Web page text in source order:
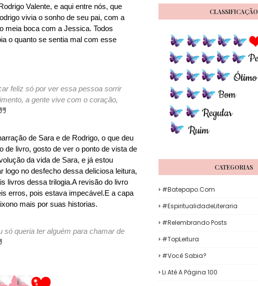
Valente, e aqui entre nós, que
vivia o sonho de seu pai, com a
meia boca com a Jessica. Todos
o quanto se sentia mal com esse
feliz só por ver essa pessoa sorrir
a gente vive com o coração,
de Sara e de Rodrigo, o que deu
de livro, gosto de ver o ponto de vista de
da vida de Sara, e já estou
logo no desfecho dessa deliciosa leitura,
livros dessa trilogia.A revisão do livro
erros, pois estava impecável.E a capa
mais por suas historias.
só queria ter alguém para chamar de
CLASSIFICAÇÃO
CATEGORIAS
#Batepapo.com
#EspiritualidadeLiteraria
#Relembrando Posts
#TopLeitura
#Você Sabia?
Li Até A Página 100